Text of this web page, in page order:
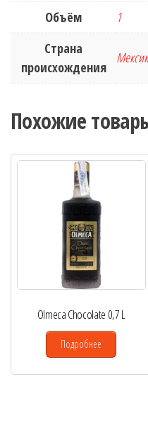
Объём
1
Страна
происхождения
Похожие
Olmeca Chocolate 0,7 L
Подробнее